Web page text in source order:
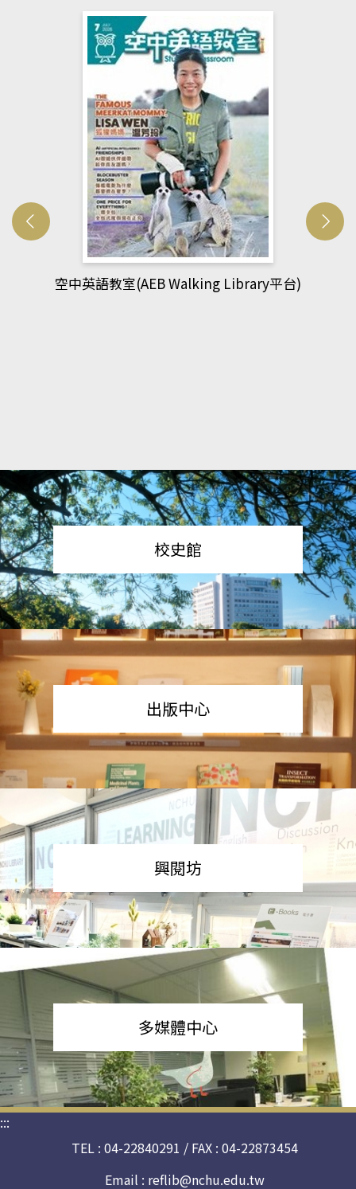
網管人(kono平台)
校史館
出版中心
興閱坊
多媒體中心
:::
TEL : 04-22840291 / FAX : 04-22873454
Email : reflib@nchu.edu.tw